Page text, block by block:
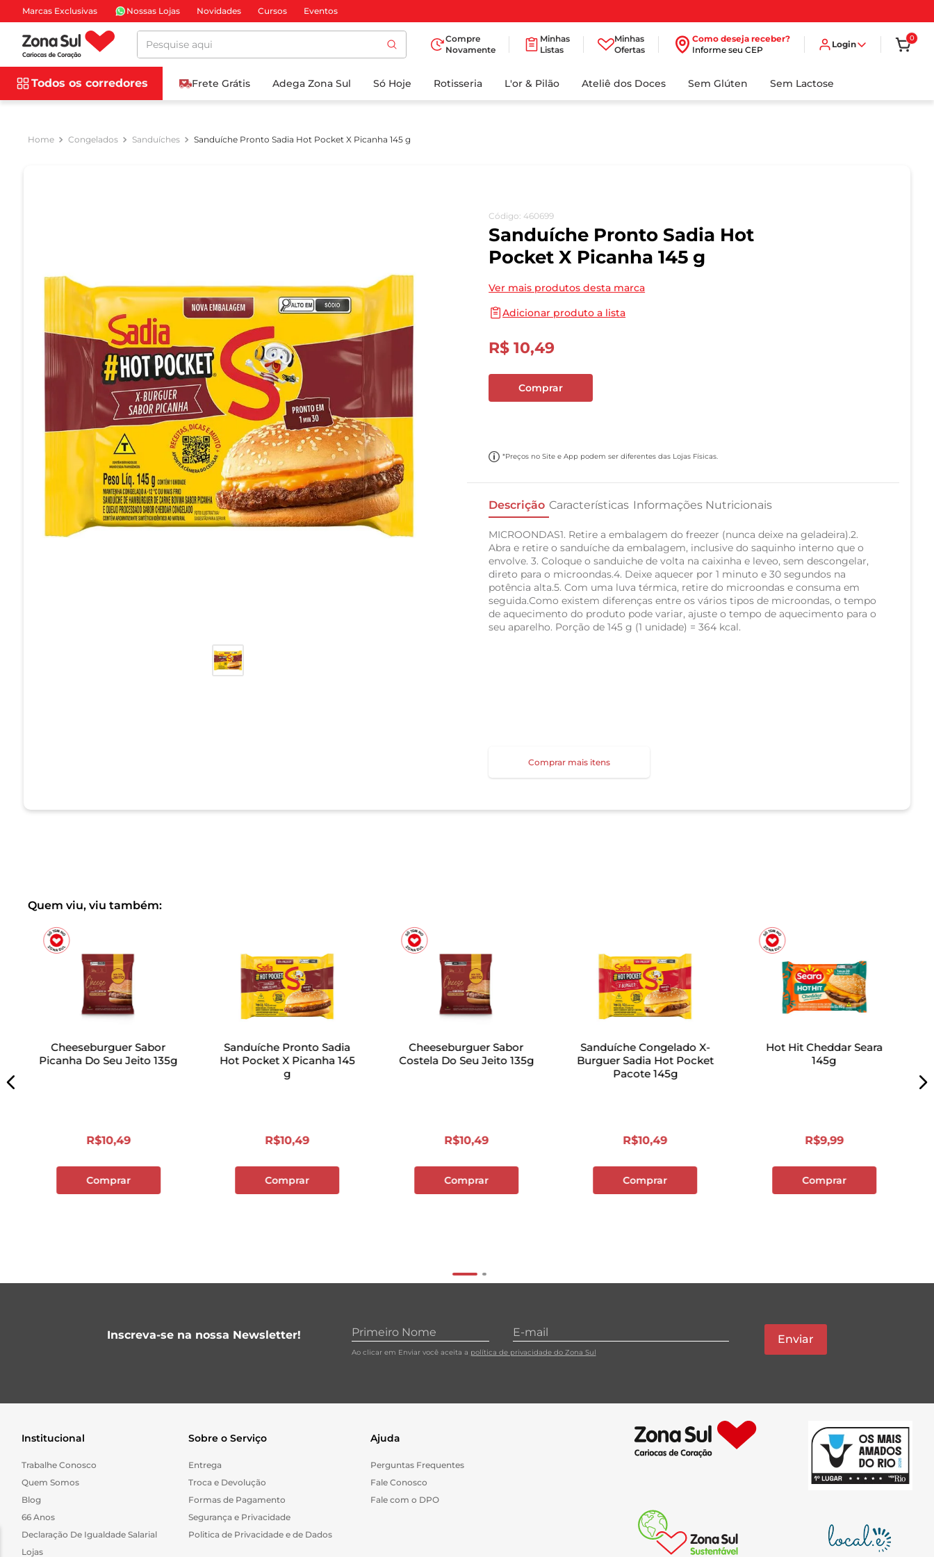
Marcas Exclusivas Nossas Lojas Novidades Cursos Eventos
Pesquise aqui
Compre
Novamente
Minhas
Listas
Minhas
Ofertas
Como deseja receber?
Informe seu CEP
Login
0
Todos os corredores Frete Grátis Adega Zona Sul Só Hoje Rotisseria L'or & Pilão Ateliê dos Doces Sem Glúten Sem Lactose
Congelados Sanduíches Sanduíche Pronto Sadia Hot Pocket X Picanha 145 g
Código:460699
Sanduíche Pronto Sadia Hot
Pocket X Picanha 145 g
Ver mais produtos desta marca
Adicionar produto a lista
R$ 10,49
Comprar
*Preços no Site e App podem ser diferentes das Lojas Físicas.
Descrição Características Informações Nutricionais
MICROONDAS1. Retire a embalagem do freezer (nunca deixe na geladeira).2.
Abra e retire o sanduíche da embalagem, inclusive do saquinho interno que o
envolve. 3. Coloque o sanduiche de volta na caixinha e leveo, sem descongelar,
direto para o microondas.4. Deixe aquecer por 1 minuto e 30 segundos na
potência alta.5. Com uma luva térmica, retire do microondas e consuma em
seguida.Como existem diferenças entre os vários tipos de microondas, o tempo
de aquecimento do produto pode variar, ajuste o tempo de aquecimento para o
seu aparelho. Porção de 145 g (1 unidade) = 364 kcal.
Comprar mais itens
Quem viu, viu também:
Cheeseburguer Sabor
Picanha Do Seu Jeito 135g
R$10,49
Comprar
Sanduíche Pronto Sadia
Hot Pocket X Picanha 145
g
R$10,49
Comprar
Cheeseburguer Sabor
Costela Do Seu Jeito 135g
R$10,49
Comprar
Sanduíche Congelado X-
Burguer Sadia Hot Pocket
Pacote 145g
R$10,49
Comprar
Hot Hit Cheddar Seara
145g
R$9,99
Comprar
Inscreva-se na nossa Newsletter!
Ao clicar em Enviar você aceita a política de privacidade do Zona Sul
Enviar
Institucional
Trabalhe Conosco
Quem Somos
Blog
66 Anos
Declaração De Igualdade Salarial
Lojas
Sobre o Serviço
Entrega
Troca e Devolução
Formas de Pagamento
Segurança e Privacidade
Politica de Privacidade e de Dados
Ajuda
Perguntas Frequentes
Fale Conosco
Fale com o DPO
BUSCADOS